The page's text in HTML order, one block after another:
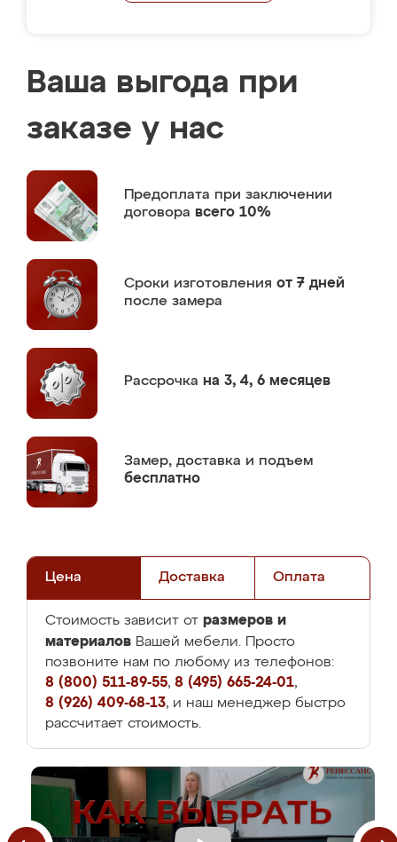
Ваша выгода при
заказе у нас
Предоплата при заключении
договора всего 10%
Сроки изготовления от 7 дней
после замера
Рассрочка на 3, 4, 6 месяцев
Замер, доставка и подъем
бесплатно
Цена Доставка Оплата
Стоимость зависит от размеров и
материалов Вашей мебели. Просто
позвоните нам по любому из телефонов:
8 (800) 511-89-55, 8 (495) 665-24-01,
8 (926) 409-68-13, и наш менеджер быстро
рассчитает стоимость.